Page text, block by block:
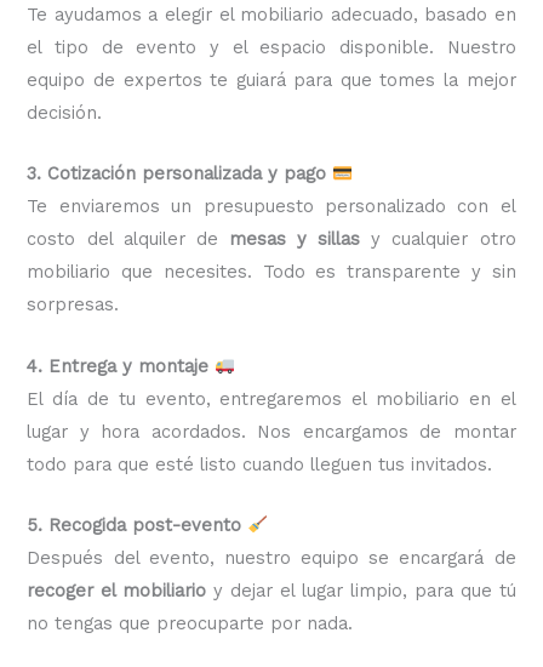
Te ayudamos a elegir el mobiliario adecuado, basado en
el tipo de evento y el espacio disponible. Nuestro
equipo de expertos te guiará para que tomes la mejor
decisión.
3. Cotización personalizada y pago
Te enviaremos un presupuesto personalizado con el
costo del alquiler de
mesas y sillas y cualquier otro
mobiliario que necesites. Todo es transparente y sin
sorpresas.
4. Entrega y montaje
El día de tu evento, entregaremos el mobiliario en el
lugar y hora acordados. Nos encargamos de montar
todo para que esté listo cuando lleguen tus invitados.
5. Recogida post-evento
Después del evento, nuestro equipo se encargará de
recoger el mobiliario y dejar el lugar limpio, para que tú
no tengas que preocuparte por nada.